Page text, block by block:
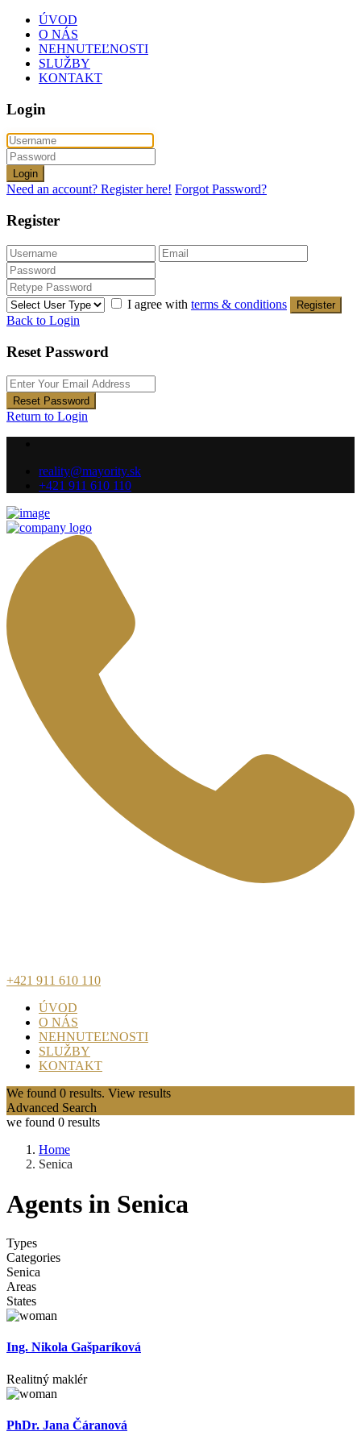
ÚVOD
O NÁS
NEHNUTEĽNOSTI
SLUŽBY
KONTAKT
Login
Login
Need an account? Register here! Forgot Password?
Register
I agree with terms & conditions Register
Back to Login
Reset Password
Reset Password
Return to Login
reality@mayority.sk
+421 911 610 110
+421 911 610 110
ÚVOD
O NÁS
NEHNUTEĽNOSTI
SLUŽBY
KONTAKT
We found 0 results. View results
Advanced Search
we found 0 results
Home
Senica
Agents in Senica
Types
Categories
Senica
Areas
States
Ing. Nikola Gašparíková
Realitný maklér
PhDr. Jana Čáranová